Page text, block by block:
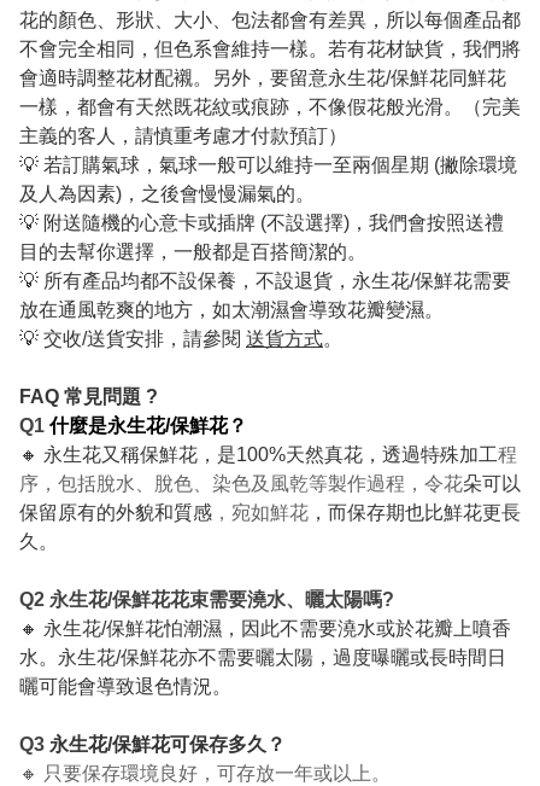
花的顏色、形狀、大小、包法都會有差異，所以每個產品都
不會完全相同，但色系會維持一樣。若有花材缺貨，我們將
會適時調整花材配襯。另外，要留意永生花/保鮮花同鮮花
一樣，都會有天然既花紋或痕跡，不像假花般光滑。（完美
主義的客人，請慎重考慮才付款預訂）
💡 若訂購氣球，氣球一般可以維持一至兩個星期 (撇除環境
及人為因素)，之後會慢慢漏氣的。
💡 附送隨機的心意卡或插牌 (不設選擇)，我們會按照送禮
目的去幫你選擇，一般都是百搭簡潔的。
💡 所有產品均都不設保養，不設退貨，永生花/保鮮花需要
放在通風乾爽的地方，如太潮濕會導致花瓣變濕。
💡 交收/送貨安排，請參閱 送貨方式。
FAQ 常見問題 ?
Q1 什麼是永生花/保鮮花？
🔸 永生花又稱保鮮花，是100%天然真花，透過特殊加工程
序，包括脫水、脫色、染色及風乾等製作過程，令花朵可以
保留原有的外貌和質感 ，宛如鮮花 ，而保存期也比鮮花更長
久。
Q2 永生花/保鮮花花束需要澆水、曬太陽嗎?
🔸 永生花/保鮮花怕潮濕，因此不需要澆水或於花瓣上噴香
水。永生花/保鮮花亦不需要曬太陽，過度曝曬或長時間日
曬可能會導致退色情況。
Q3 永生花/保鮮花可保存多久？
🔸 只要保存環境良好，可存放一年或以上。